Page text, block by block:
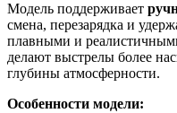
Модель поддерживает
смена, перезарядка и
плавными и
делают выстрелы более
глубины атмосферности.
Особенности модели: